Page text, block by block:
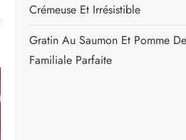
Crémeuse Et Irrésistible
Gratin Au Saumon Et Pomme
Familiale Parfaite